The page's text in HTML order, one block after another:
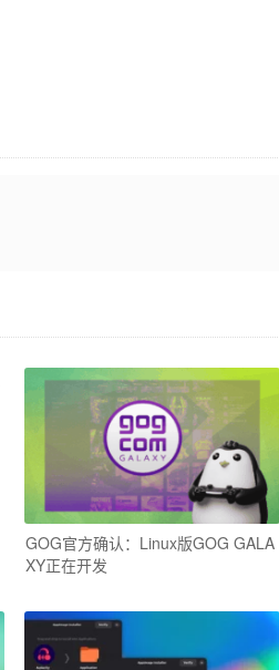
GOG官方确认：Linux版GOG GALA
XY正在开发